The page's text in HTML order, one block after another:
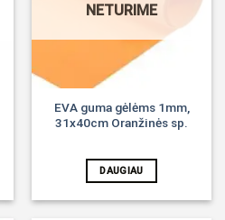
NETURIME
EVA guma gėlėms 1mm,
31x40cm Oranžinės sp.
DAUGIAU